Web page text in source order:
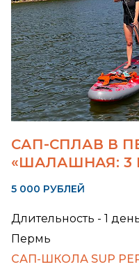
САП-СПЛАВ В
«ШАЛАШНАЯ: 3
5 000 РУБЛЕЙ
Длительность - 1
Пермь
САП-ШКОЛА SUP